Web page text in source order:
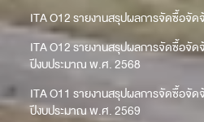
ITA O12 รายงานสรุปผลการจัดซื้อจั
ITA O12 รายงานสรุปผลการจัดซื้อจัด
ปีงบประมาณ พ.ศ. 2568
ITA O11 รายงานสรุปผลการจัดซื้อจัด
ปีงบประมาณ พ.ศ. 2569